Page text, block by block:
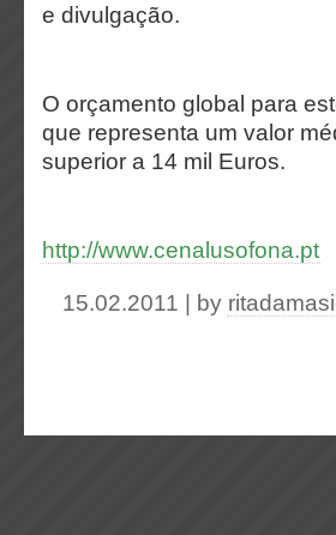
e divulgação.
O orçamento global para
que representa um valor
superior a 14 mil Euros.
http://www.cenalusofona.pt
15.02.2011 | by